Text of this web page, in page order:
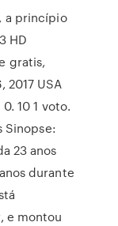
a princípio
HD
gratis,
2017 USA
10 1 voto.
Sinopse:
23 anos
durante
e montou